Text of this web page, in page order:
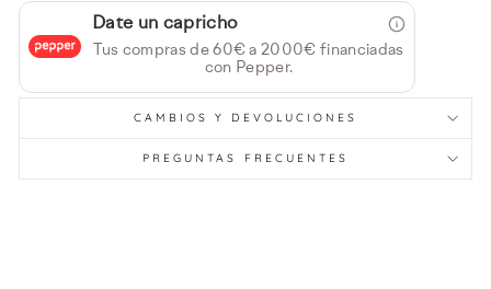
Date un capricho
Tus compras de 60€ a 2000€ financiadas
con Pepper.
CAMBIOS Y DEVOLUCIONES
PREGUNTAS FRECUENTES